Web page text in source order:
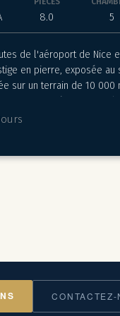
8.0 5
de l'aéroport de Nice
en pierre, exposée au
sur un terrain de 10 000
panoramique à 360
Au rez-de-
chaussée. À l'étage, une
CONTACTEZ-